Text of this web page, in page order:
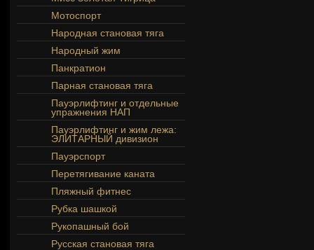
Мотоспорт
Народная становая тяга
Народный жим
Панкратион
Парная становая тяга
Пауэрлифтинг и отдельные
упражнения НАП
Пауэрлифтинг и жим лежа:
ЭЛИТАРНЫЙ дивизион
Пауэрспорт
Перетягивание каната
Пляжный фитнес
Рубка шашкой
Рукопашный бой
Русская становая тяга